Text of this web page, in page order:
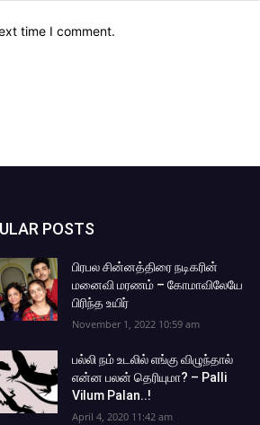
time I comment.
POSTS
பிரபல சின்னத்திரை நடிகரின்
மனைவி மரணம் – கோமாவிலேயே
பிரிந்த உயிர்
November 1, 2022 10:59 am
பல்லி நம் உடலில் எங்கு விழுந்தால்
என்ன பலன் தெரியுமா? – Palli
Vilum Palan..!
April 4, 2020 11:42 am